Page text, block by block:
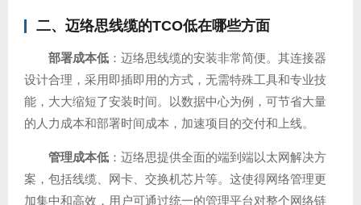
二、迈络思线缆的TCO低在哪些方面
部署成本低 ：迈络思线缆的安装非常简便。其连接器
设计合理，采用即插即用的方式，无需特殊工具和专业技
能，大大缩短了安装时间。以数据中心为例，可节省大量
的人力成本和部署时间成本，加速项目的交付和上线。
管理成本低 ：迈络思提供全面的端到端以太网解决方
案，包括线缆、网卡、交换机芯片等。这使得网络管理更
加集中和高效，用户可通过统一的管理平台对整个网络链